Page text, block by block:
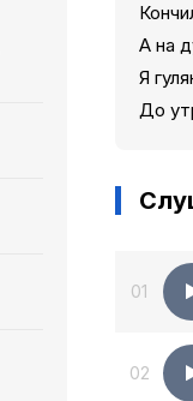
А на
Я
До
01
02